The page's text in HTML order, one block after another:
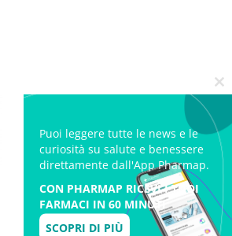
Puoi leggere tutte le news e le
curiosità su salute e benessere
direttamente dall'App Pharmap.
CON PHARMAP RICEVI I TUOI
FARMACI IN 60 MINUTI
SCOPRI DI PIÙ